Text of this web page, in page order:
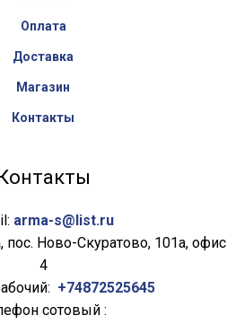
Оплата
Доставка
Магазин
Контакты
arma-s@list.ru
пос. Ново-Скуратово, 101а, офис
4
+74872525645
сотовый :